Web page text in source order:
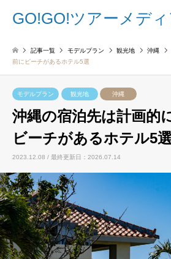
GO!GO!ツアーメディ
記事一覧 モデルプラン 観光地 沖縄
前にビーチがあるホテル5選
モデルプラン 観光地 沖縄
沖縄の宿泊先は計画的
ビーチがあるホテル5選
2023.12.08 / 最終更新日：2026.07.14